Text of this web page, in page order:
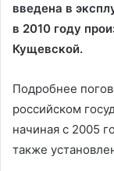
введена в
в 2010 году
Кущевской.
Подробнее
российском
начиная с 2005
также